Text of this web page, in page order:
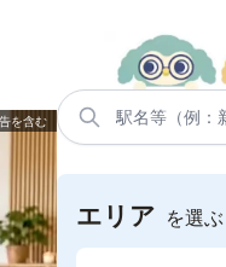
エリア を選ぶ